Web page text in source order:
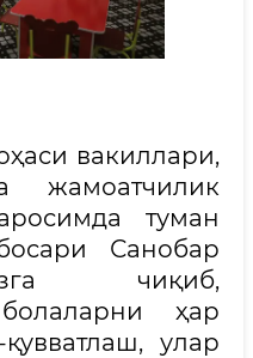
вакиллари,
жамоатчилик
туман
Санобар
чиқиб,
ҳар
улар